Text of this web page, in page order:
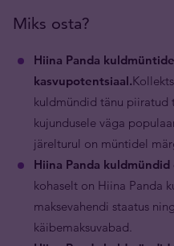
Miks osta?
Hiina Panda
kasvupotentsiaal.
kuldmündid tänu piiratud
kujundusele väga
järelturul on müntidel
Hiina Panda kuldmündid
kohaselt on Hiina Panda
maksevahendi staatus
käibemaksuvabad.